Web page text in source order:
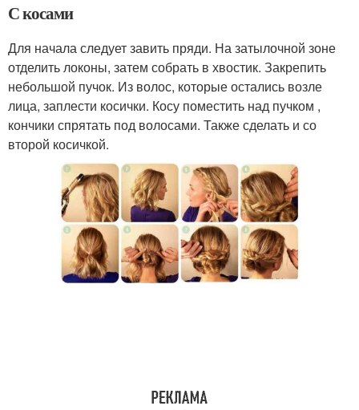
С косами
Для начала следует завить пряди. На затылочной зоне
отделить локоны, затем собрать в хвостик. Закрепить
небольшой пучок. Из волос, которые остались возле
лица, заплести косички. Косу поместить над пучком ,
кончики спрятать под волосами. Также сделать и со
второй косичкой.